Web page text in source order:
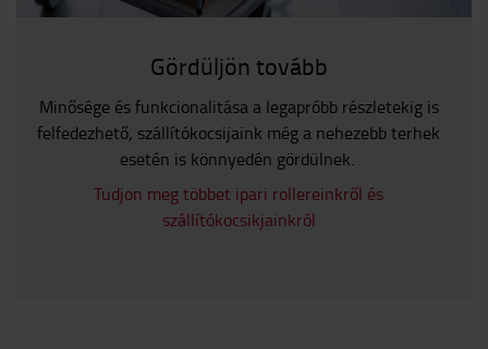
Gördüljön tovább
Minősége és funkcionalitása a legapróbb részletekig is
felfedezhető, szállítókocsijaink még a nehezebb terhek
esetén is könnyedén gördülnek.
Tudjon meg többet ipari rollereinkről és
szállítókocsikjainkról